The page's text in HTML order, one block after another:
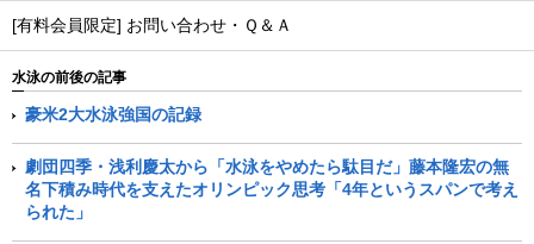
[有料会員限定] お問い合わせ・Ｑ＆Ａ
水泳の前後の記事
豪米2大水泳強国の記録
劇団四季・浅利慶太から「水泳をやめたら駄目だ」藤本隆宏の無
名下積み時代を支えたオリンピック思考「4年というスパンで考え
られた」